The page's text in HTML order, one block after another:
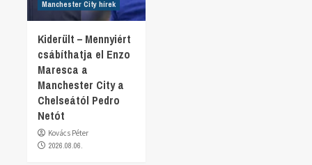
Manchester City hírek
Kiderült – Mennyiért
csábíthatja el Enzo
Maresca a
Manchester City a
Chelseától Pedro
Netót
Kovács Péter
2026.08.06.